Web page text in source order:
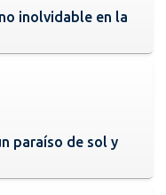
inolvidable en la
paraíso de sol y